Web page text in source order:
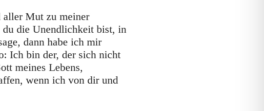
aller Mut zu meiner
du die Unendlichkeit bist, in
dann habe ich mir
Ich bin der, der sich nicht
meines Lebens,
wenn ich von dir und